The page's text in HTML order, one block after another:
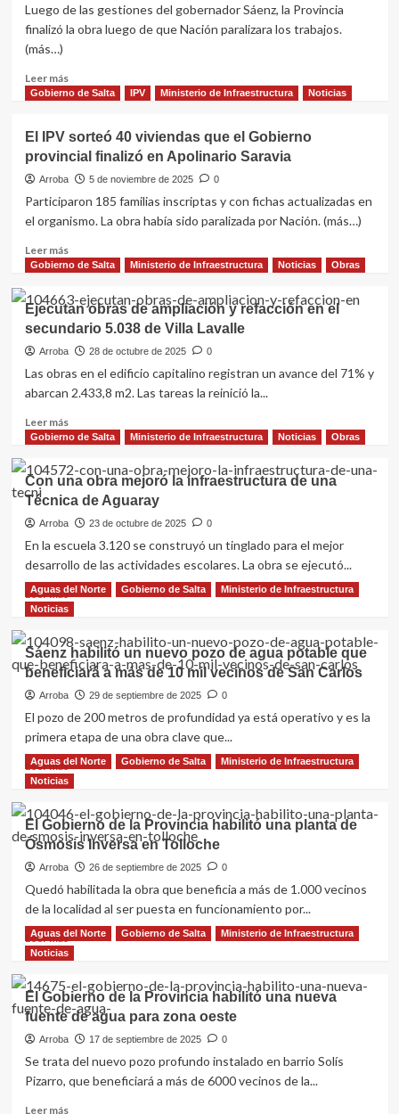
viviendas
en
Luego de las gestiones del gobernador Sáenz, la Provincia
finalizó la obra luego de que Nación paralizara los trabajos.
(más…)
Leer másLeer
más
El
Tala
se
centro
desarrollo
Gobierno de Salta IPV Ministerio de Infraestructura Noticias
El IPV sorteó 40 viviendas que el Gobierno
provincial finalizó en Apolinario Saravia
Arroba 5 de noviembre de 2025 0
Participaron 185 familias inscriptas y con fichas actualizadas en
el organismo. La obra había sido paralizada por Nación. (más…)
Leer másLeer
más
El
IPV
sorteó
40
el
provincial
en
Apolinario
Saravia
Gobierno de Salta Ministerio de Infraestructura Noticias Obras
Ejecutan obras de ampliación y refacción en el
secundario 5.038 de Villa Lavalle
Arroba 28 de octubre de 2025 0
Las obras en el edificio capitalino registran un avance del 71% y
abarcan 2.433,8 m2. Las tareas la reinició la...
Leer másLeer
más
Ejecutan
obras
de
ampliación
en
el
secundario
de
Villa
Lavalle
Gobierno de Salta Ministerio de Infraestructura Noticias Obras
Con una obra mejoró la infraestructura de una
Técnica de Aguaray
Arroba 23 de octubre de 2025 0
En la escuela 3.120 se construyó un tinglado para el mejor
desarrollo de las actividades escolares. La obra se ejecutó...
Leer másLeer
más
Con
una
obra
mejoró
de
una
Técnica
Aguaray
Aguas del Norte Gobierno de Salta
Ministerio de Infraestructura
Noticias
Sáenz habilitó un nuevo pozo de agua potable que
beneficiará a más de 10 mil vecinos de San Carlos
Arroba 29 de septiembre de 2025 0
El pozo de 200 metros de profundidad ya está operativo y es la
primera etapa de una obra clave que...
Leer másLeer
más
Sáenz
habilitó
un
nuevo
agua
potable
que
a
más
de
10
vecinos
de
Aguas del Norte Gobierno de Salta
Ministerio de Infraestructura
Noticias
El Gobierno de la Provincia habilitó una planta de
Ósmosis Inversa en Tolloche
Arroba 26 de septiembre de 2025 0
Quedó habilitada la obra que beneficia a más de 1.000 vecinos
de la localidad al ser puesta en funcionamiento por...
Leer másLeer
más
El
Gobierno
de
la
una
Aguas del Norte Gobierno de Salta
Ministerio de Infraestructura
Noticias
El Gobierno de la Provincia habilitó una nueva
fuente de agua para zona oeste
Arroba 17 de septiembre de 2025 0
Se trata del nuevo pozo profundo instalado en barrio Solís
Pizarro, que beneficiará a más de 6000 vecinos de la...
Leer másLeer